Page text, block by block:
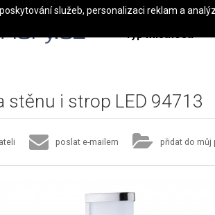
Typ místnosti
stěnu i strop LED 94713
poslat e-mailem přidat do můj
služeb, personalizaci reklam a